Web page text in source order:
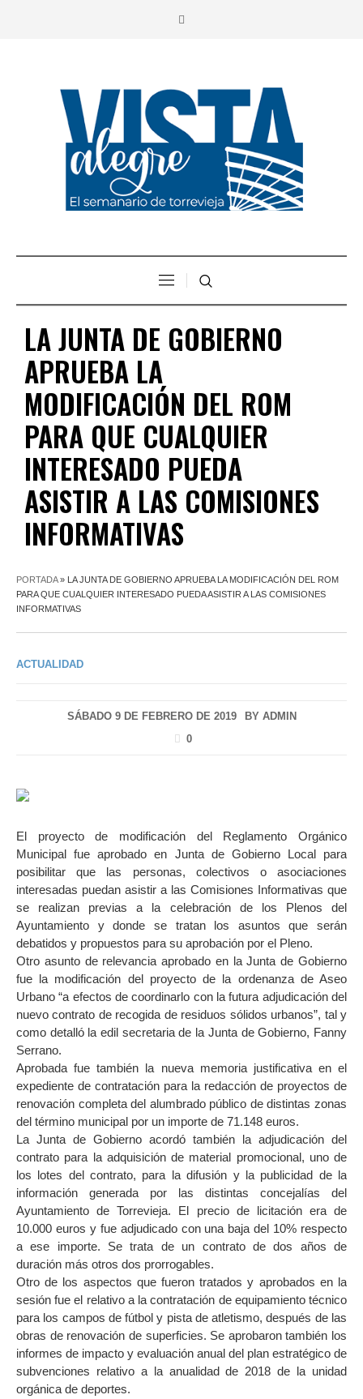
LA JUNTA DE GOBIERNO
APRUEBA LA
MODIFICACIÓN DEL ROM
PARA QUE CUALQUIER
INTERESADO PUEDA
ASISTIR A LAS COMISIONES
INFORMATIVAS
PORTADA» LA JUNTA DE GOBIERNO APRUEBA LA MODIFICACIÓN DEL ROM
PARA QUE CUALQUIER INTERESADO PUEDA ASISTIR A LAS COMISIONES
INFORMATIVAS
ACTUALIDAD
SÁBADO 9 DE FEBRERO DE 2019 BY ADMIN
0
El proyecto de modificación del Reglamento Orgánico
Municipal fue aprobado en Junta de Gobierno Local para
posibilitar que las personas, colectivos o asociaciones
interesadas puedan asistir a las Comisiones Informativas que
se realizan previas a la celebración de los Plenos del
Ayuntamiento y donde se tratan los asuntos que serán
debatidos y propuestos para su aprobación por el Pleno.
Otro asunto de relevancia aprobado en la Junta de Gobierno
fue la modificación del proyecto de la ordenanza de Aseo
Urbano “a efectos de coordinarlo con la futura adjudicación del
nuevo contrato de recogida de residuos sólidos urbanos”, tal y
como detalló la edil secretaria de la Junta de Gobierno, Fanny
Serrano.
Aprobada fue también la nueva memoria justificativa en el
expediente de contratación para la redacción de proyectos de
renovación completa del alumbrado público de distintas zonas
del término municipal por un importe de 71.148 euros.
La Junta de Gobierno acordó también la adjudicación del
contrato para la adquisición de material promocional, uno de
los lotes del contrato, para la difusión y la publicidad de la
información generada por las distintas concejalías del
Ayuntamiento de Torrevieja. El precio de licitación era de
10.000 euros y fue adjudicado con una baja del 10% respecto
a ese importe. Se trata de un contrato de dos años de
duración más otros dos prorrogables.
Otro de los aspectos que fueron tratados y aprobados en la
sesión fue el relativo a la contratación de equipamiento técnico
para los campos de fútbol y pista de atletismo, después de las
obras de renovación de superficies. Se aprobaron también los
informes de impacto y evaluación anual del plan estratégico de
subvenciones relativo a la anualidad de 2018 de la unidad
orgánica de deportes.